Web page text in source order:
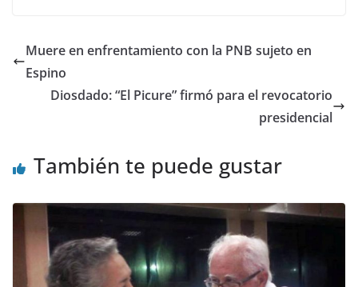
Muere en enfrentamiento con la PNB sujeto en
Espino
Diosdado: “El Picure” firmó para el revocatorio
presidencial
También te puede gustar